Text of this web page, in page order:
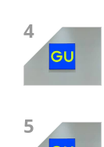
4
5